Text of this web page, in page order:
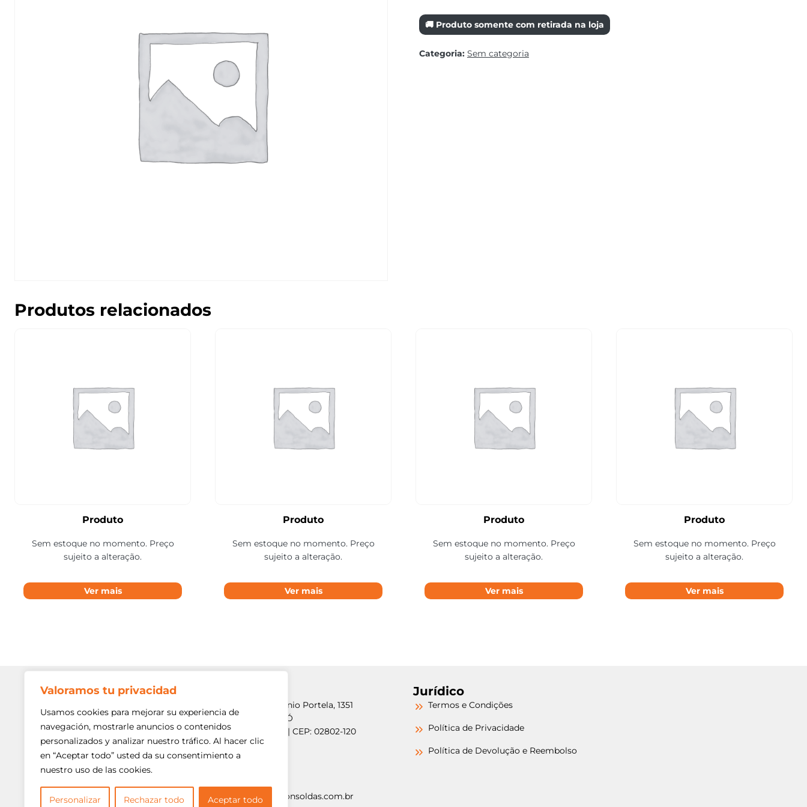
Valoramos tu privacidad
Usamos cookies para mejorar su experiencia de
navegación, mostrarle anuncios o contenidos
personalizados y analizar nuestro tráfico. Al hacer clic
en “Aceptar todo” usted da su consentimiento a
nuestro uso de las cookies.
Personalizar Rechazar todo Aceptar todo
🚚 Produto somente com retirada na loja
Categoria: Sem categoria
Produtos relacionados
Produto
Sem estoque no momento. Preço
sujeito a alteração.
Ver mais
Produto
Sem estoque no momento. Preço
sujeito a alteração.
Ver mais
Produto
Sem estoque no momento. Preço
sujeito a alteração.
Ver mais
Produto
Sem estoque no momento. Preço
sujeito a alteração.
Ver mais
Siga-nos!
Av. Min. Petrônio Portela, 1351
Freguesia do Ó
São Paulo/SP | CEP: 02802-120
contato@argonsoldas.com.br
Jurídico
Termos e Condições
Política de Privacidade
Política de Devolução e Reembolso